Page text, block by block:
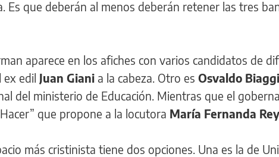
Es que deberán al menos deberán retener las tres
aparece en los afiches con varios candidatos de
ex edil Juan Giani a la cabeza. Otro es Osvaldo
del ministerio de Educación. Mientras que el
que propone a la locutora María Fernanda Rey
más cristinista tiene dos opciones. Una es la de